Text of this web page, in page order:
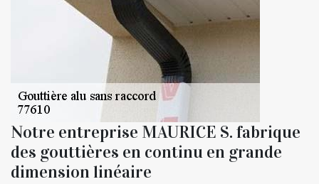
Notre entreprise MAURICE S. fabrique
des gouttières en continu en grande
dimension linéaire